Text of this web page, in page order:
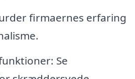
firmaernes erfaring
Se